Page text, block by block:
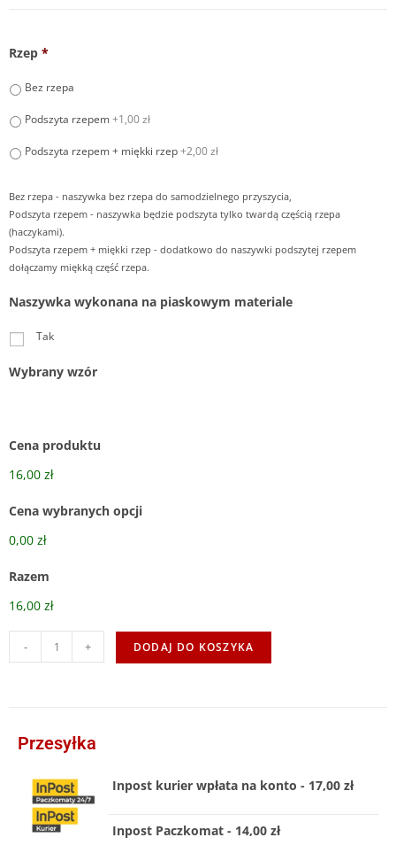
Rzep *
Bez rzepa
Podszyta rzepem+1,00 zł
Podszyta rzepem + miękki rzep+2,00 zł
Bez rzepa - naszywka bez rzepa do samodzielnego przyszycia,
Podszyta rzepem - naszywka będzie podszyta tylko twardą częścią rzepa
(haczykami).
Podszyta rzepem + miękki rzep - dodatkowo do naszywki podszytej rzepem
dołączamy miękką część rzepa.
Naszywka wykonana na piaskowym materiale
Tak
Wybrany wzór
Cena produktu
16,00 zł
Cena wybranych opcji
0,00 zł
Razem
16,00 zł
- + DODAJ DO KOSZYKA
Przesyłka
Inpost kurier wpłata na konto - 17,00 zł
Inpost Paczkomat - 14,00 zł